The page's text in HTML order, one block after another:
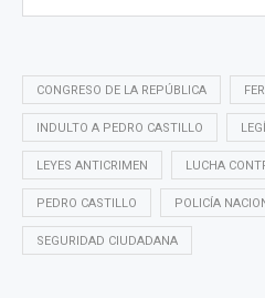
CONGRESO DE LA REPÚBLICA
INDULTO A PEDRO CASTILLO
LEYES ANTICRIMEN LUCHA
PEDRO CASTILLO POLICÍA
SEGURIDAD CIUDADANA